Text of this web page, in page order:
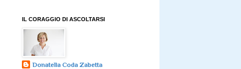
IL CORAGGIO DI ASCOLTARSI
Donatella Coda Zabetta